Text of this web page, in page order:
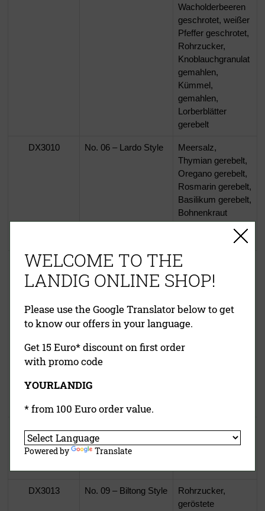
Wacholderbeeren
geschrotet, weißer
Pfeffer geschrotet,
Rohrzucker,
Knoblauchgranulat
gemahlen,
Kümmel,
gemahlen,
Lorberblätter
gerebelt
DX3010 No. 06 – Lardo Style
Meersalz,
Thymian gerebelt,
Oregano gerebelt,
Rosmarin gerebelt,
Basilikum gerebelt,
Bohnenkraut
DX3011
No. 07 – Incredible
Duck
Nitritpökelsalz,
Meersalz,
schwarzer Pfeffer
Wacholderbeeren
geschrotet,
geschrotet, Zimt
DX3012
No. 08 – Beef Jerky
Style
Pfeffer schwarz
DX3013 No. 09 – Biltong Style
Rohrzucker,
geröstete
WELCOME TO THE
LANDIG ONLINE SHOP!
Please use the Google Translator below to get
to know our offers in your language.
Get 15 Euro* discount on first order
with promo code
YOURLANDIG
* from 100 Euro order value.
Powered by Translate